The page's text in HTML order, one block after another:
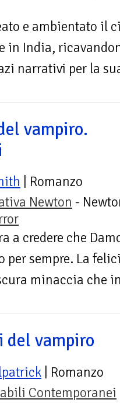
e ambientato il
in India,
narrativi per la
vampiro.
| Romanzo
Newton -
a credere che
per sempre. La
minaccia che
del vampiro
| Romanzo
Contemporanei